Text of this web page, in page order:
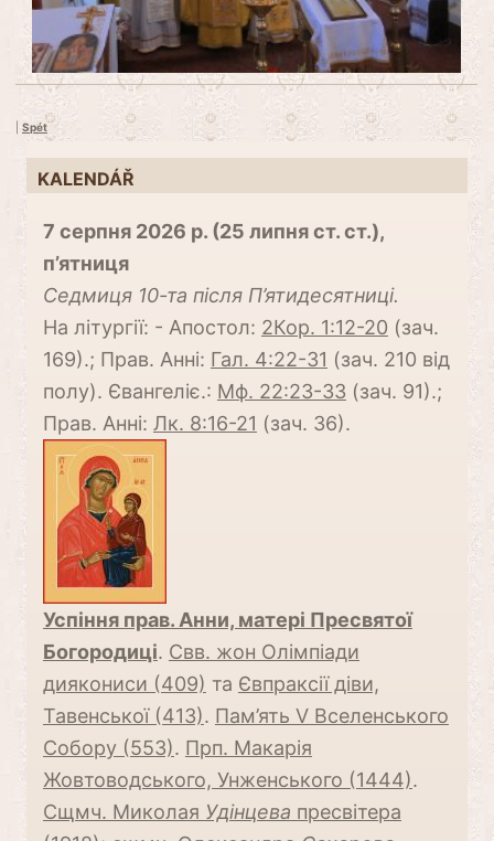
Spét
KALENDÁŘ
7 серпня 2026 р. (25 липня ст. ст.),
п’ятниця
Cедмиця 10-та після П’ятидесятниці.
На літургії: - Апостол: 2Кор. 1:12-20 (зач.
169).; Прав. Анні: Гал. 4:22-31 (зач. 210 від
полу). Євангеліє.: Мф. 22:23-33 (зач. 91).;
Прав. Анні: Лк. 8:16-21 (зач. 36).
Успіння прав. Анни, матері Пресвятої
Богородиці. Свв. жон Олімпіади
диякониси (409) та Євпраксії діви,
Тавенської (413). Пам’ять V Вселенського
Собору (553). Прп. Макарія
Жовтоводського, Унженського (1444).
Сщмч. Миколая Удінцева пресвітера